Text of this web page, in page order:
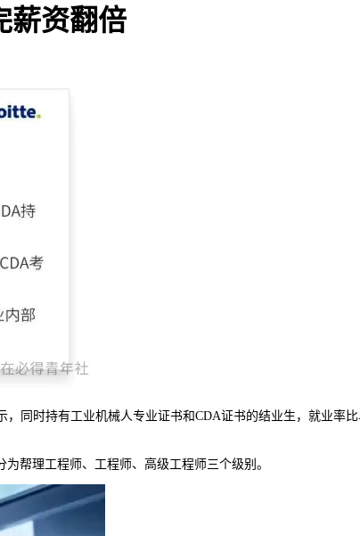
薪资翻倍
时持有工业机械人专业证书和CDA证书的结业生，就业率
帮理工程师、工程师、高级工程师三个级别。